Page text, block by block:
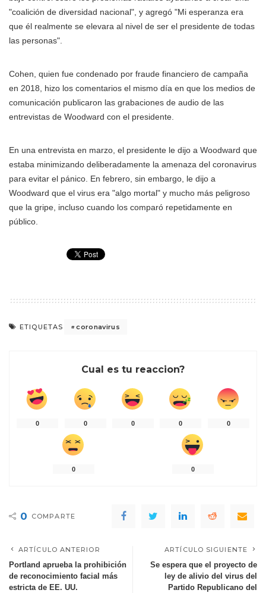
"coalición de diversidad nacional", y agregó "Mi esperanza era
que él realmente se elevara al nivel de ser el presidente de todas
las personas".
Cohen, quien fue condenado por fraude financiero de campaña
en 2018, hizo los comentarios el mismo día en que los medios de
comunicación publicaron las grabaciones de audio de las
entrevistas de Woodward con el presidente.
En una entrevista en marzo, el presidente le dijo a Woodward que
estaba minimizando deliberadamente la amenaza del coronavirus
para evitar el pánico. En febrero, sin embargo, le dijo a
Woodward que el virus era "algo mortal" y mucho más peligroso
que la gripe, incluso cuando los comparó repetidamente en
público.
ETIQUETAS coronavirus
Cual es tu reaccion?
0 0 0 0 0
0 0
0 COMPARTE
ARTÍCULO ANTERIOR
Portland aprueba la prohibición
de reconocimiento facial más
estricta de EE. UU.
ARTÍCULO SIGUIENTE
Se espera que el proyecto de
ley de alivio del virus del
Partido Republicano del